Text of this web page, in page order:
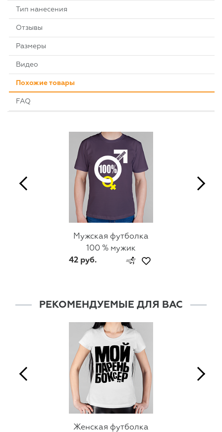
Тип нанесения
Отзывы
Размеры
Видео
Похожие товары
FAQ
Мужская футболка
100 % мужик
42 руб.
РЕКОМЕНДУЕМЫЕ ДЛЯ ВАС
Женская футболка